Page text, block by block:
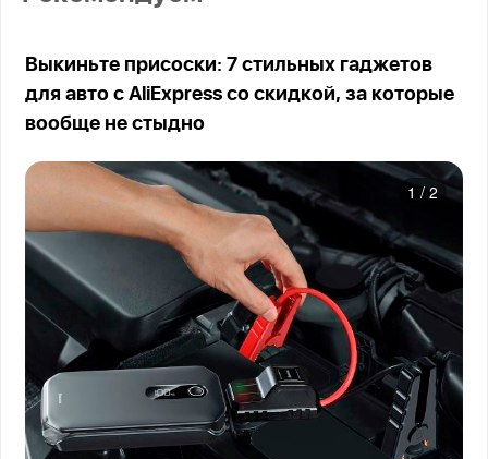
Выкиньте присоски: 7 стильных гаджетов
для авто с AliExpress со скидкой, за которые
вообще не стыдно
1 / 2